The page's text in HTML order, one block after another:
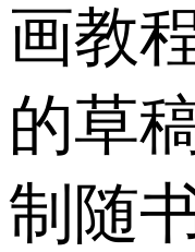
画教
的草
制随